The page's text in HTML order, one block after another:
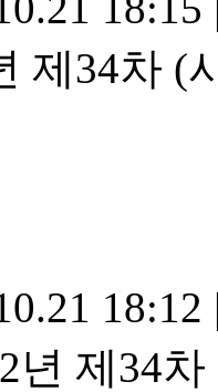
제34차 (
18:12
년 제34